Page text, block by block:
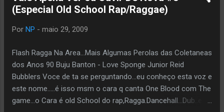
17 Escravos De Jó (1967) 18 Vesti Azul
Tributo À Martin Luther King (1967) 21
(1964) 23 Mais Valia Não Chorar (1964) 24
Lobo Bobo (1964) 25 Pout-pourri Opinião O
Morro Não Tem Vez DOWNLOAD E está nos
cinemas o filme sobre a vida deste músico.
Assim que ficar disponível da internet, será
(Especial Old School Rap/Raggae)
Por NP - maio 29, 2009
Flash Ragga Na Area...Mais Algumas Perolas das Coletaneas
dos Anos 90 Buju Banton - Love Sponge Junior Reid
Bubblers Voce de ta se perguntando...eu conheço esta voz e
este nome.....é isso msm o cara q canta One Blood com The
game...o Cara é old School do rap,Ragga.Dancehall...Dub..e